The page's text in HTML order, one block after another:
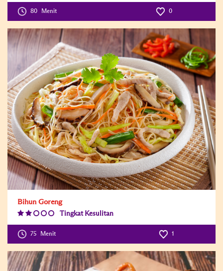
Level:2
80 Menit 0
Bihun Goreng
Tingkat Kesulitan
Level:2
75 Menit 1